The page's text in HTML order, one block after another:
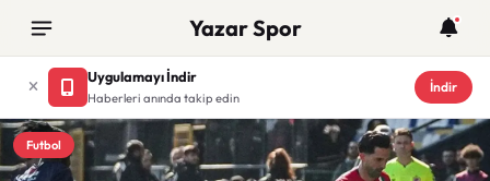
Yazar Spor
Uygulamayı İndir
Haberleri anında takip edin
İndir
Futbol